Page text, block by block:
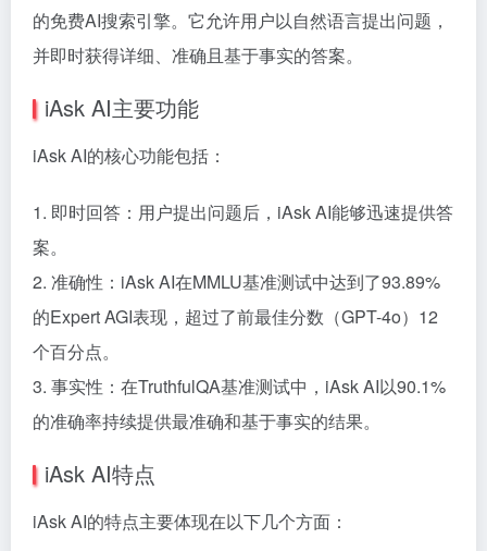
的免费AI搜索引擎。它允许用户以自然语言提出问题，
并即时获得详细、准确且基于事实的答案。
iAsk AI主要功能
iAsk AI的核心功能包括：
1. 即时回答：用户提出问题后，iAsk AI能够迅速提供答
案。
2. 准确性：iAsk AI在MMLU基准测试中达到了93.89%
的Expert AGI表现，超过了前最佳分数（GPT-4o）12
个百分点。
3. 事实性：在TruthfulQA基准测试中，iAsk AI以90.1%
的准确率持续提供最准确和基于事实的结果。
iAsk AI特点
iAsk AI的特点主要体现在以下几个方面：